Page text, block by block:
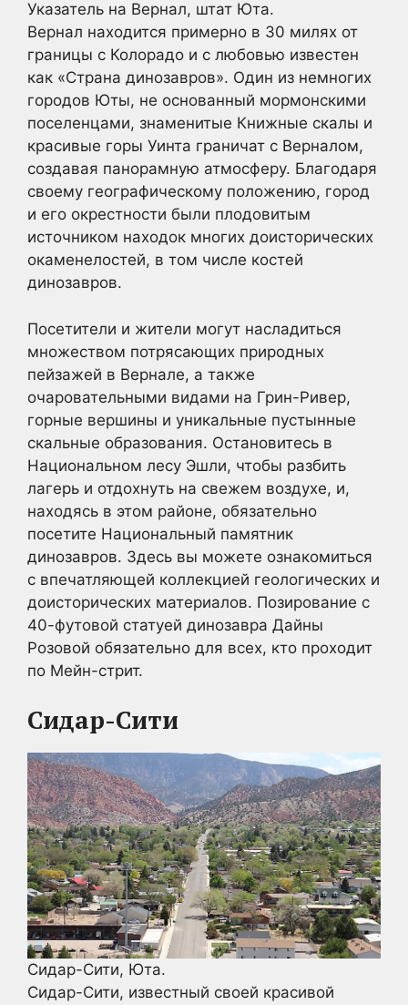
Указатель на Вернал, штат Юта.
Вернал находится примерно в 30 милях от
границы с Колорадо и с любовью известен
как «Страна динозавров». Один из немногих
городов Юты, не основанный мормонскими
поселенцами, знаменитые Книжные скалы и
красивые горы Уинта граничат с Верналом,
создавая панорамную атмосферу. Благодаря
своему географическому положению, город
и его окрестности были плодовитым
источником находок многих доисторических
окаменелостей, в том числе костей
динозавров.
Посетители и жители могут насладиться
множеством потрясающих природных
пейзажей в Вернале, а также
очаровательными видами на Грин-Ривер,
горные вершины и уникальные пустынные
скальные образования. Остановитесь в
Национальном лесу Эшли, чтобы разбить
лагерь и отдохнуть на свежем воздухе, и,
находясь в этом районе, обязательно
посетите Национальный памятник
динозавров. Здесь вы можете ознакомиться
с впечатляющей коллекцией геологических и
доисторических материалов. Позирование с
40-футовой статуей динозавра Дайны
Розовой обязательно для всех, кто проходит
по Мейн-стрит.
Сидар-Сити
Сидар-Сити, Юта.
Сидар-Сити, известный своей красивой